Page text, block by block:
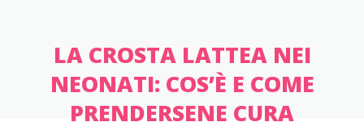
LA CROSTA LATTEA NEI
NEONATI: COS’È E COME
PRENDERSENE CURA